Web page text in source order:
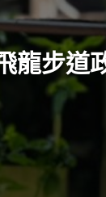
龍步道